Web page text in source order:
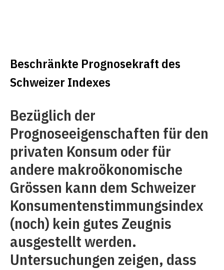
Beschränkte Prognosekraft des
Schweizer Indexes
Bezüglich der
Prognoseeigenschaften für den
privaten Konsum oder für
andere makroökonomische
Grössen kann dem Schweizer
Konsumentenstimmungsindex
(noch) kein gutes Zeugnis
ausgestellt werden.
Untersuchungen zeigen, dass